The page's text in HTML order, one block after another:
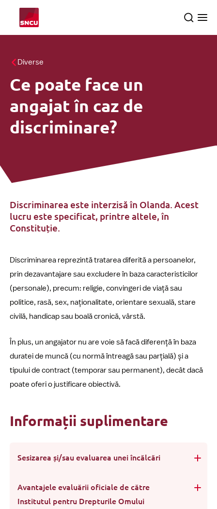
homepage
Search
Toate temele
Controale
Despre SNCU
Română
Diverse
Ce poate face un
angajat în caz de
discriminare?
Discriminarea este interzisă în Olanda. Acest
lucru este specificat, printre altele, în
Constituție.
Discriminarea reprezintă tratarea diferită a persoanelor,
prin dezavantajare sau excludere în baza caracteristicilor
(personale), precum: religie, convingeri de viață sau
politice, rasă, sex, naționalitate, orientare sexuală, stare
civilă, handicap sau boală cronică, vârstă.
În plus, un angajator nu are voie să facă diferență în baza
duratei de muncă (cu normă întreagă sau parțială) și a
tipului de contract (temporar sau permanent), decât dacă
poate oferi o justificare obiectivă.
Informații suplimentare
Sesizarea și/sau evaluarea unei încălcări
Avantajele evaluării oficiale de către
Institutul pentru Drepturile Omului